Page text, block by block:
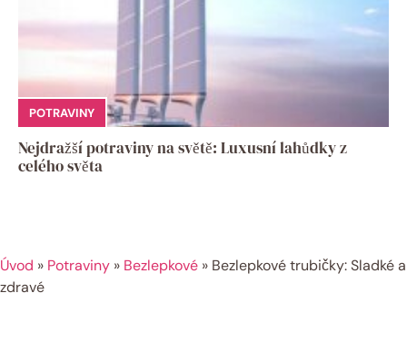
POTRAVINY
Nejdražší potraviny na světě: Luxusní lahůdky z
celého světa
Úvod » Potraviny » Bezlepkové » Bezlepkové trubičky: Sladké a
zdravé